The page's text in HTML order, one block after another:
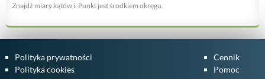
Znajdź miary kątów i. Punkt jest środkiem okręgu.
Polityka prywatności
Polityka cookies
Cennik
Pomoc